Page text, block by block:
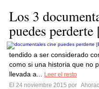
Los 3
puedes
tendido a ser considerado
como si una historia que no
llevada a...
Leer el resto
El 24 noviembre 2015 por